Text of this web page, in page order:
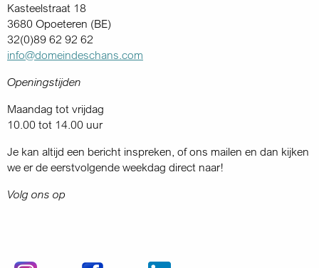
Kasteelstraat 18
3680 Opoeteren (BE)
32(0)89 62 92 62
info@domeindeschans.com
Openingstijden
Maandag tot vrijdag
10.00 tot 14.00 uur
Je kan altijd een bericht inspreken, of ons mailen en dan kijken
we er de eerstvolgende weekdag direct naar!
Volg ons op